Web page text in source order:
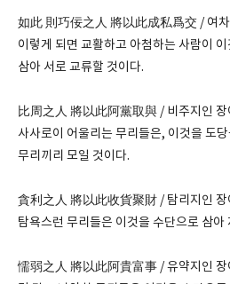
如此 則巧佞之人 將以此成私爲交 / 여차
이렇게 되면 교활하고 아첨하는 사람이
삼아 서로 교류할 것이다.
比周之人 將以此阿黨取與 / 비주지인 장
사사로이 어울리는 무리들은, 이것을 도
무리끼리 모일 것이다.
貪利之人 將以此收貨聚財 / 탐리지인 장
탐욕스런 무리들은 이것을 수단으로 삼아
懦弱之人 將以此阿貴富事 / 유약지인 장